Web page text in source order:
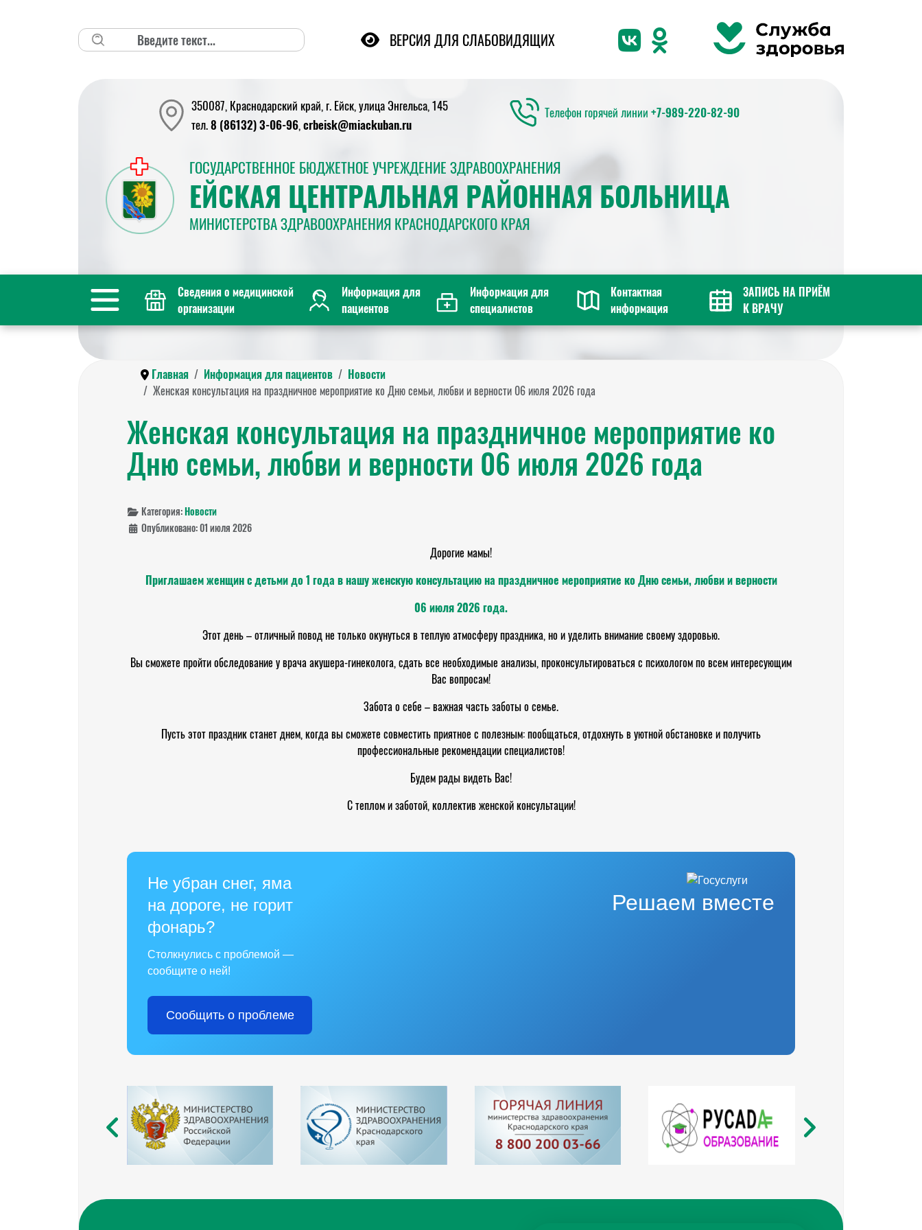
Поиск ВЕРСИЯ ДЛЯ СЛАБОВИДЯЩИХ
350087, Краснодарский край, г. Ейск, улица Энгельса, 145
тел.8 (86132) 3-06-96,crbeisk@miackuban.ru
Телефон горячей линии +7-989-220-82-90
ГОСУДАРСТВЕННОЕ БЮДЖЕТНОЕ УЧРЕЖДЕНИЕ ЗДРАВООХРАНЕНИЯ
ЕЙСКАЯ ЦЕНТРАЛЬНАЯ РАЙОННАЯ БОЛЬНИЦА
МИНИСТЕРСТВА ЗДРАВООХРАНЕНИЯ КРАСНОДАРСКОГО КРАЯ
Сведения о медицинской
организации
Информация для
пациентов
Информация для
специалистов
Контактная
информация
ЗАПИСЬ НА ПРИЁМ
К ВРАЧУ
Главная Информация для пациентов
Новости
Женская консультация на праздничное мероприятие ко Дню семьи, любви и верности 06 июля 2026 года
Женская консультация на праздничное мероприятие ко
Дню семьи, любви и верности 06 июля 2026 года
Категория:Новости
Опубликовано: 01 июля 2026
Дорогие мамы!
Приглашаем женщин с детьми до 1 года в нашу женскую консультацию на праздничное мероприятие ко Дню семьи, любви и верности
06 июля 2026 года.
Этот день – отличный повод не только окунуться в теплую атмосферу праздника, но и уделить внимание своему здоровью.
Вы сможете пройти обследование у врача акушера-гинеколога, сдать все необходимые анализы, проконсультироваться с психологом по всем интересующим
Вас вопросам!
Забота о себе – важная часть заботы о семье.
Пусть этот праздник станет днем, когда вы сможете совместить приятное с полезным: пообщаться, отдохнуть в уютной обстановке и получить
профессиональные рекомендации специалистов!
Будем рады видеть Вас!
С теплом и заботой, коллектив женской консультации!
Решаем вместе
Не убран снег, яма
на дороге, не горит
фонарь?
Столкнулись с проблемой —
сообщите о ней!
Сообщить о проблеме